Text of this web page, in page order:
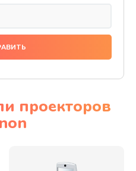
проекторов